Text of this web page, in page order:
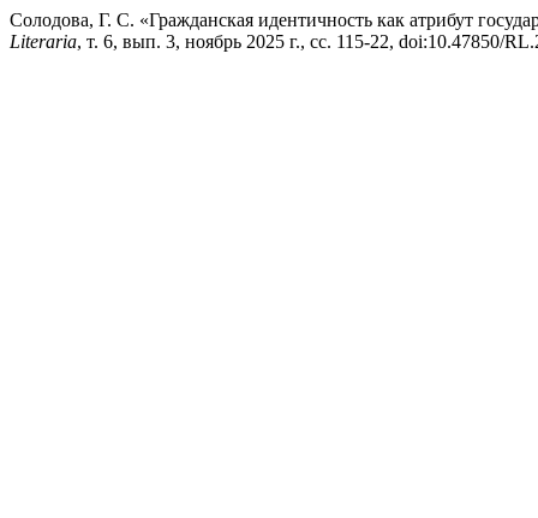
Солодова, Г. С. «Гражданская идентичность как атрибут
Literaria, т. 6, вып. 3, ноябрь 2025 г., сс. 115-22, doi:10.47850/